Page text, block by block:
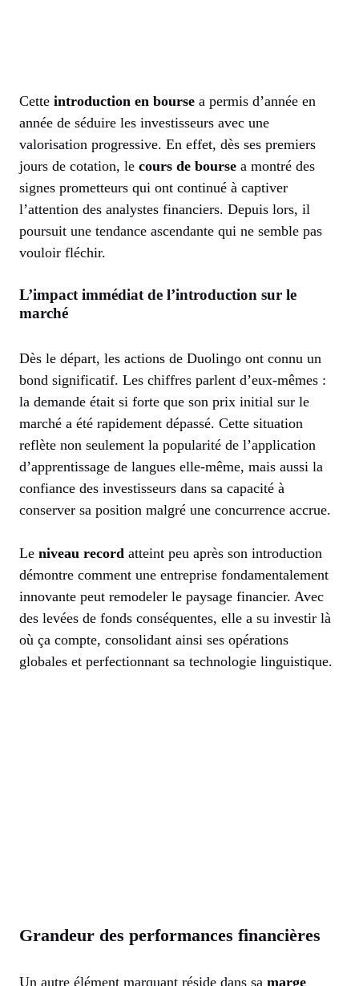
Cette introduction en bourse a permis d’année en
année de séduire les investisseurs avec une
valorisation progressive. En effet, dès ses premiers
jours de cotation, le cours de bourse a montré des
signes prometteurs qui ont continué à captiver
l’attention des analystes financiers. Depuis lors, il
poursuit une tendance ascendante qui ne semble pas
vouloir fléchir.
L’impact immédiat de l’introduction sur le
marché
Dès le départ, les actions de Duolingo ont connu un
bond significatif. Les chiffres parlent d’eux-mêmes :
la demande était si forte que son prix initial sur le
marché a été rapidement dépassé. Cette situation
reflète non seulement la popularité de l’application
d’apprentissage de langues elle-même, mais aussi la
confiance des investisseurs dans sa capacité à
conserver sa position malgré une concurrence accrue.
Le niveau record atteint peu après son introduction
démontre comment une entreprise fondamentalement
innovante peut remodeler le paysage financier. Avec
des levées de fonds conséquentes, elle a su investir là
où ça compte, consolidant ainsi ses opérations
globales et perfectionnant sa technologie linguistique.
Grandeur des performances financières
Un autre élément marquant réside dans sa marge